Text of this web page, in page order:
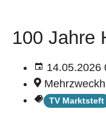
100 Jahre
14.05.2026
TV Marktsteft